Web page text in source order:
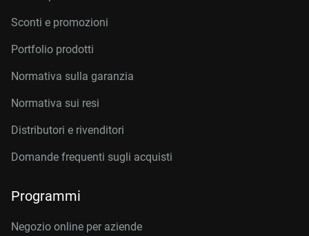
Sconti e promozioni
Portfolio prodotti
Normativa sulla garanzia
Normativa sui resi
Distributori e rivenditori
Domande frequenti sugli acquisti
Programmi
Negozio online per aziende